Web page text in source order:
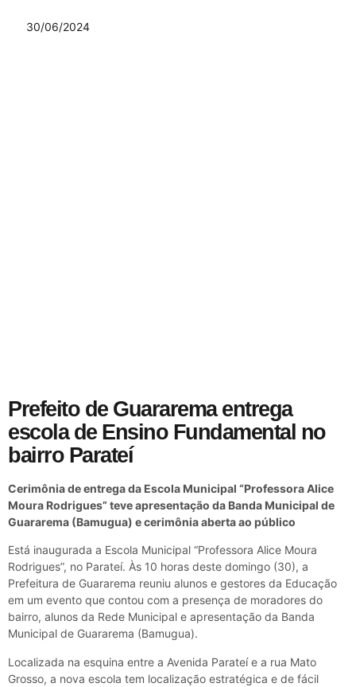
30/06/2024
Prefeito de Guararema entrega
escola de Ensino Fundamental no
bairro Parateí
Cerimônia de entrega da Escola Municipal “Professora Alice
Moura Rodrigues” teve apresentação da Banda Municipal de
Guararema (Bamugua) e cerimônia aberta ao público
Está inaugurada a Escola Municipal “Professora Alice Moura
Rodrigues”, no Parateí. Às 10 horas deste domingo (30), a
Prefeitura de Guararema reuniu alunos e gestores da Educação
em um evento que contou com a presença de moradores do
bairro, alunos da Rede Municipal e apresentação da Banda
Municipal de Guararema (Bamugua).
Localizada na esquina entre a Avenida Parateí e a rua Mato
Grosso, a nova escola tem localização estratégica e de fácil